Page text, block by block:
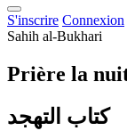
S'inscrire Connexion
Sahih al-Bukhari
Prière la
كتاب التهجد